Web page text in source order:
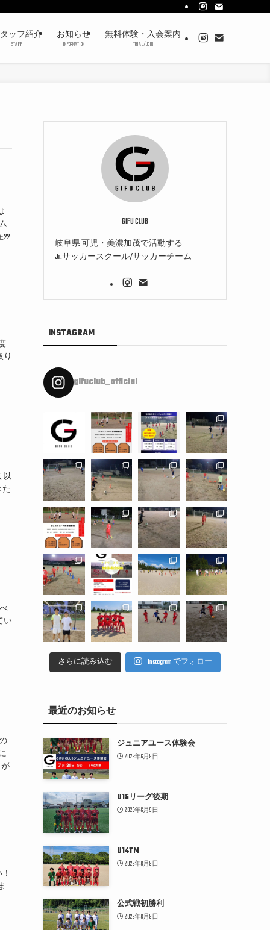
ッフ紹介
STAFF
お知らせ
INFORMATION
無料体験・入会案内
TRIAL/JOIN
以
い
GIFU CLUB
岐阜県 可児・美濃加茂で活動する
Jr.サッカースクール/サッカーチーム
INSTAGRAM
gifuclub_official
さらに読み込む Instagram でフォロー
最近のお知らせ
ジュニアユース体験会
2026年6月9日
U15リーグ後期
2026年6月9日
U14TM
2026年6月9日
公式戦初勝利
2026年6月9日